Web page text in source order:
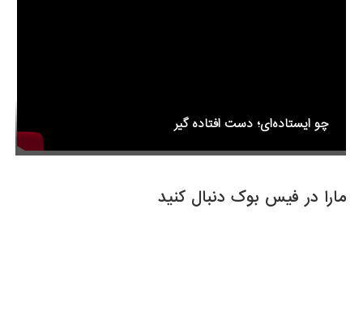
چو ایستاده‌ای؛ دست افتاده گیر
مارا در فیس بوک دنبال کنید